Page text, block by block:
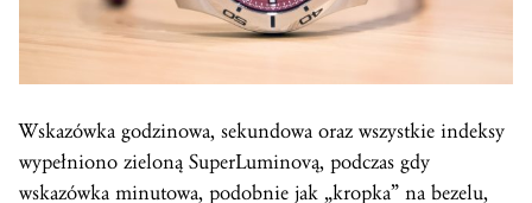
Wskazówka godzinowa, sekundowa oraz wszystkie indeksy
wypełniono zieloną SuperLuminovą, podczas gdy
wskazówka minutowa, podobnie jak „kropka” na bezelu,